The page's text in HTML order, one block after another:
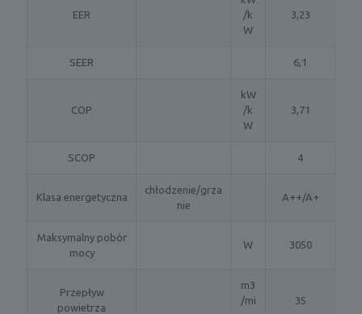
EER
/k
W
3,23
SEER 6,1
COP
kW
/k
W
3,71
SCOP 4
Klasa energetyczna
chłodzenie/grza
nie
A++/A+
Maksymalny pobór
mocy
W 3050
Przepływ
powietrza
m3
/mi
35